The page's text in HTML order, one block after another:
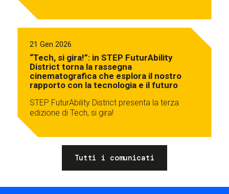
21 Gen 2026
“Tech, si gira!”: in STEP FuturAbility
District torna la rassegna
cinematografica che esplora il nostro
rapporto con la tecnologia e il futuro
STEP FuturAbility District presenta la terza
edizione di Tech, si gira!
Tutti i comunicati